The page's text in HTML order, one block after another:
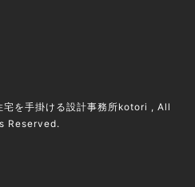
宅を手掛ける設計事務所kotori , All
Reserved.